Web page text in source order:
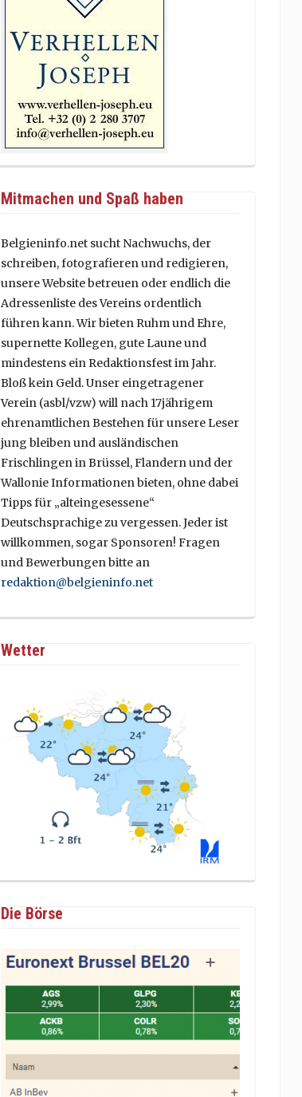
Mitmachen und Spaß haben
Belgieninfo.net sucht Nachwuchs, der
schreiben, fotografieren und redigieren,
unsere Website betreuen oder endlich die
Adressenliste des Vereins ordentlich
führen kann. Wir bieten Ruhm und Ehre,
supernette Kollegen, gute Laune und
mindestens ein Redaktionsfest im Jahr.
Bloß kein Geld. Unser eingetragener
Verein (asbl/vzw) will nach 17jährigem
ehrenamtlichen Bestehen für unsere Leser
jung bleiben und ausländischen
Frischlingen in Brüssel, Flandern und der
Wallonie Informationen bieten, ohne dabei
Tipps für „alteingesessene“
Deutschsprachige zu vergessen. Jeder ist
willkommen, sogar Sponsoren! Fragen
und Bewerbungen bitte an
redaktion@belgieninfo.net
Wetter
Die Börse